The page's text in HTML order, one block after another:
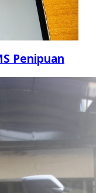
Penipuan